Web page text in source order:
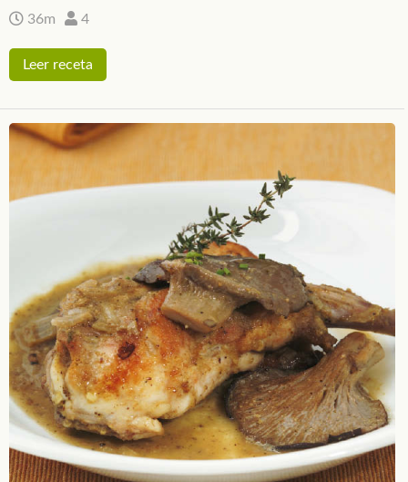
36m 4
Leer receta